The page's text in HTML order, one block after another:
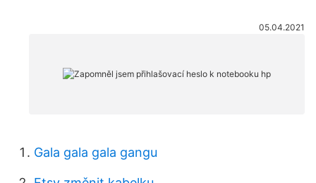
05.04.2021
Gala gala gala gangu